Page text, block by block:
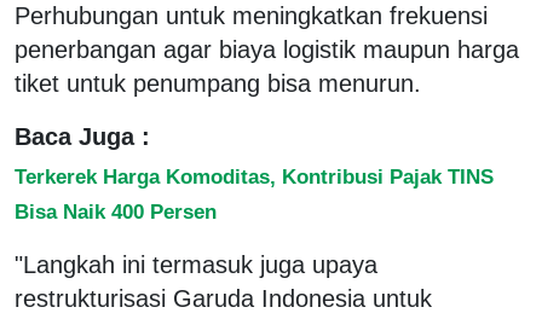
Perhubungan untuk meningkatkan frekuensi
penerbangan agar biaya logistik maupun harga
tiket untuk penumpang bisa menurun.
Baca Juga :
Terkerek Harga Komoditas, Kontribusi Pajak TINS
Bisa Naik 400 Persen
"Langkah ini termasuk juga upaya
restrukturisasi Garuda Indonesia untuk